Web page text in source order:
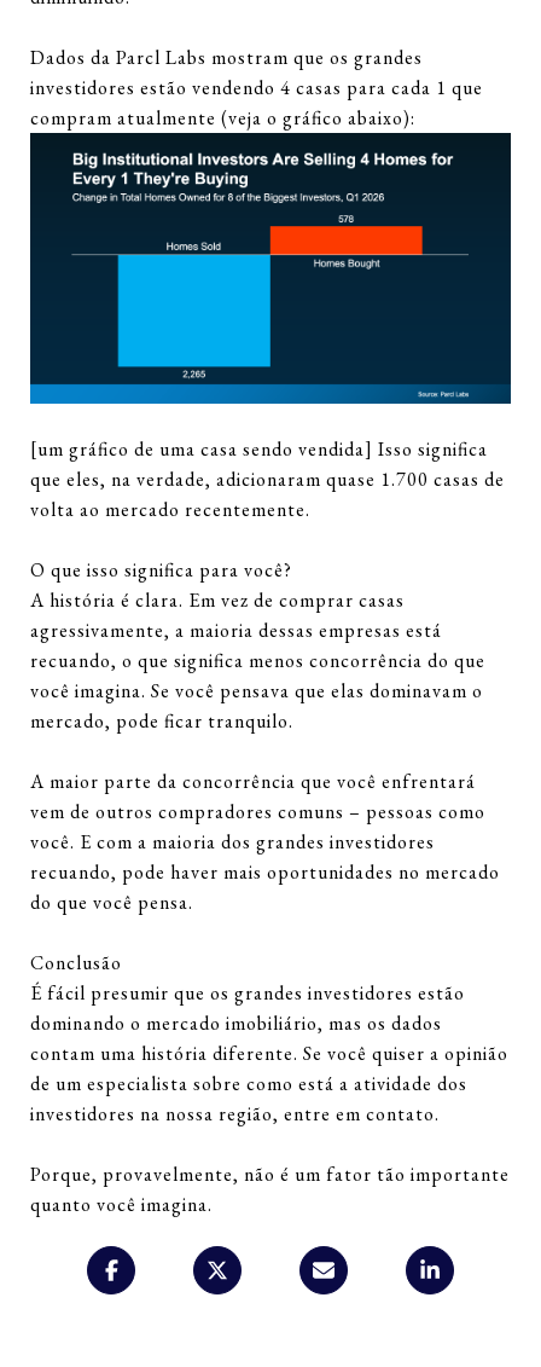
Dados da Parcl Labs mostram que os grandes
investidores estão vendendo 4 casas para cada 1 que
compram atualmente (veja o gráfico abaixo):
[um gráfico de uma casa sendo vendida] Isso significa
que eles, na verdade, adicionaram quase 1.700 casas de
volta ao mercado recentemente.
O que isso significa para você?
A história é clara. Em vez de comprar casas
agressivamente, a maioria dessas empresas está
recuando, o que significa menos concorrência do que
você imagina. Se você pensava que elas dominavam o
mercado, pode ficar tranquilo.
A maior parte da concorrência que você enfrentará
vem de outros compradores comuns – pessoas como
você. E com a maioria dos grandes investidores
recuando, pode haver mais oportunidades no mercado
do que você pensa.
Conclusão
É fácil presumir que os grandes investidores estão
dominando o mercado imobiliário, mas os dados
contam uma história diferente. Se você quiser a opinião
de um especialista sobre como está a atividade dos
investidores na nossa região, entre em contato.
Porque, provavelmente, não é um fator tão importante
quanto você imagina.